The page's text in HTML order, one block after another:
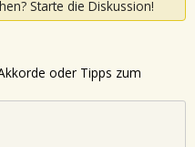
Starte die Diskussion!
oder Tipps zum